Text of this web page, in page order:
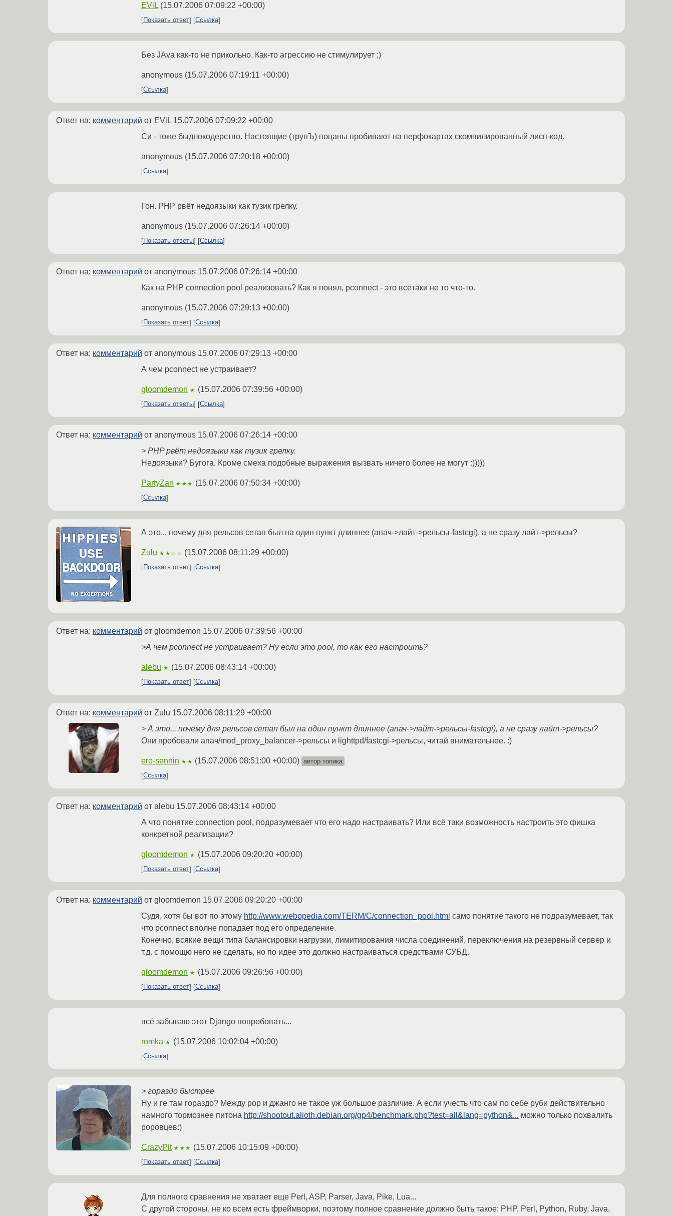
EViL (15.07.2006 07:09:22 +00:00)
Показать ответ Ссылка
Без JAva как-то не прикольно. Как-то агрессию не стимулирует ;)
anonymous (15.07.2006 07:19:11 +00:00)
Ссылка
Ответ на: комментарий от EViL 15.07.2006 07:09:22 +00:00
Си - тоже быдлокодерство. Настоящие (трупЪ) поцаны пробивают на перфокартах скомпилированный лисп-код.
anonymous (15.07.2006 07:20:18 +00:00)
Ссылка
Гон. PHP рвёт недоязыки как тузик грелку.
anonymous (15.07.2006 07:26:14 +00:00)
Показать ответы Ссылка
Ответ на: комментарий от anonymous 15.07.2006 07:26:14 +00:00
Как на PHP connection pool реализовать? Как я понял, pconnect - это всётаки не то что-то.
anonymous (15.07.2006 07:29:13 +00:00)
Показать ответ Ссылка
Ответ на: комментарий от anonymous 15.07.2006 07:29:13 +00:00
А чем pconnect не устраивает?
gloomdemon ★ (15.07.2006 07:39:56 +00:00)
Показать ответы Ссылка
Ответ на: комментарий от anonymous 15.07.2006 07:26:14 +00:00
> PHP рвёт недоязыки как тузик грелку.
Недоязыки? Бугога. Кроме смеха подобные выражения вызвать ничего более не могут :)))))
PartyZan ★★★ (15.07.2006 07:50:34 +00:00)
Ссылка
А это... почему для рельсов сетап был на один пункт длиннее (апач->лайт->рельсы-fastcgi), а не сразу лайт->рельсы?
Zulu ★★☆☆ (15.07.2006 08:11:29 +00:00)
Показать ответ Ссылка
Ответ на: комментарий от gloomdemon 15.07.2006 07:39:56 +00:00
>А чем pconnect не устраивает? Ну если это pool, то как его настроить?
alebu ★ (15.07.2006 08:43:14 +00:00)
Показать ответ Ссылка
Ответ на: комментарий от Zulu 15.07.2006 08:11:29 +00:00
> А это... почему для рельсов сетап был на один пункт длиннее (апач->лайт->рельсы-fastcgi), а не сразу лайт->рельсы?
Они пробовали апач/mod_proxy_balancer->рельсы и lighttpd/fastcgi->рельсы, читай внимательнее. :)
ero-sennin ★★ (15.07.2006 08:51:00 +00:00) автор топика
Ссылка
Ответ на: комментарий от alebu 15.07.2006 08:43:14 +00:00
А что понятие connection pool, подразумевает что его надо настраивать? Или всё таки возможность настроить это фишка
конкретной реализации?
gloomdemon ★ (15.07.2006 09:20:20 +00:00)
Показать ответ Ссылка
Ответ на: комментарий от gloomdemon 15.07.2006 09:20:20 +00:00
Судя, хотя бы вот по этому http://www.webopedia.com/TERM/C/connection_pool.html само понятие такого не подразумевает, так
что pconnect вполне попадает под его определение.
Конечно, всякие вещи типа балансировки нагрузки, лимитирования числа соединений, переключения на резервный сервер и
т.д. с помощю него не сделать, но по идее это должно настраиваться средствами СУБД.
gloomdemon ★ (15.07.2006 09:26:56 +00:00)
Показать ответ Ссылка
всё забываю этот Django попробовать...
romka ★ (15.07.2006 10:02:04 +00:00)
Ссылка
> гораздо быстрее
Ну и ге там гораздо? Между рор и джанго не такое уж большое различие. А если учесть что сам по себе руби действительно
намного тормознее питона http://shootout.alioth.debian.org/gp4/benchmark.php?test=all&lang=python&... можно только похвалить
роровцев:)
CrazyPit ★★★ (15.07.2006 10:15:09 +00:00)
Показать ответ Ссылка
Для полного сравнения не хватает еще Perl, ASP, Parser, Java, Pike, Lua...
С другой стороны, не ко всем есть фреймворки, поэтому полное сравнение должно быть такое: PHP, Perl, Python, Ruby, Java,